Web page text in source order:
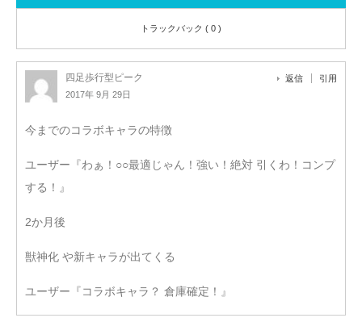
トラックバック ( 0 )
四足歩行型ピーク
2017年 9月 29日
返信 引用
今までのコラボキャラの特徴
ユーザー『わぁ！○○最適じゃん！強い！絶対 引くわ！コンプ
する！』
2か月後
獣神化 や新キャラが出てくる
ユーザー『コラボキャラ？ 倉庫確定！』